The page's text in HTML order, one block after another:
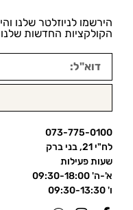
הירשמו לניוזלטר שלנו
הקולקציות החדשות שלנו
073-775-0100
לח"י 21, בני ברק
שעות פעילות
א'-ה' 09:30-18:00
ו' 09:30-13:30